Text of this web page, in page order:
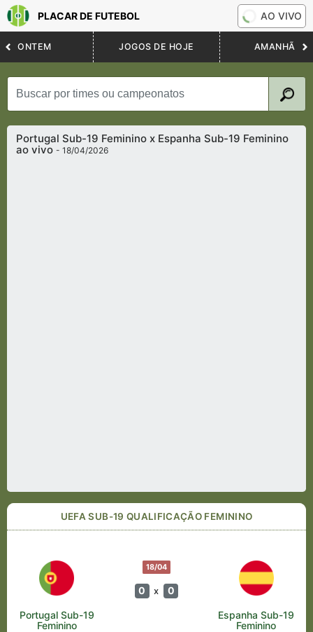
PLACAR DE FUTEBOL AO VIVO
ONTEM JOGOS DE HOJE AMANHÃ
Portugal Sub-19 Feminino x Espanha Sub-19 Feminino
ao vivo- 18/04/2026
UEFA SUB-19 QUALIFICAÇÃO FEMININO
18/04
0 x 0
Portugal Sub-19
Feminino
Espanha Sub-19
Feminino